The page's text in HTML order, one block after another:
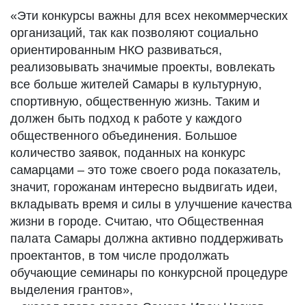
«Эти конкурсы важны для всех некоммерческих
организаций, так как позволяют социально
ориентированным НКО развиваться,
реализовывать значимые проекты, вовлекать
все больше жителей Самары в культурную,
спортивную, общественную жизнь. Таким и
должен быть подход к работе у каждого
общественного объединения. Большое
количество заявок, поданных на конкурс
самарцами – это тоже своего рода показатель,
значит, горожанам интересно выдвигать идеи,
вкладывать время и силы в улучшение качества
жизни в городе. Считаю, что Общественная
палата Самары должна активно поддерживать
проектантов, в том числе продолжать
обучающие семинары по конкурсной процедуре
выделения грантов»,